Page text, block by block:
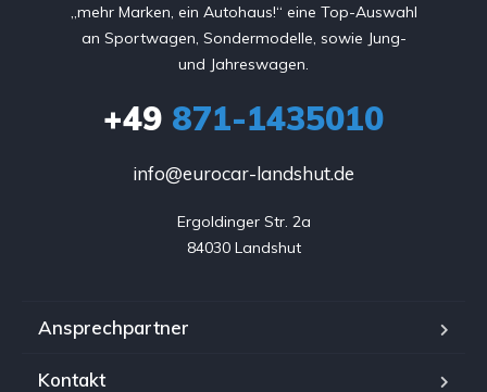
„mehr Marken, ein Autohaus!“ eine Top-Auswahl
an Sportwagen, Sondermodelle, sowie Jung-
und Jahreswagen.
+49 871-1435010
info@eurocar-landshut.de
Ergoldinger Str. 2a
84030 Landshut
Ansprechpartner
Kontakt